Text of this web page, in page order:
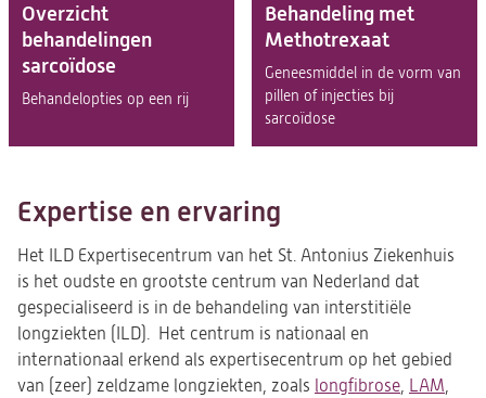
Overzicht
behandelingen
sarcoïdose
Behandelopties op een rij
Behandeling met
Methotrexaat
Geneesmiddel in de vorm van
pillen of injecties bij
sarcoïdose
Expertise en ervaring
Het ILD Expertisecentrum van het St. Antonius Ziekenhuis
is het oudste en grootste centrum van Nederland dat
gespecialiseerd is in de behandeling van interstitiële
longziekten (ILD). Het centrum is nationaal en
internationaal erkend als expertisecentrum op het gebied
van (zeer) zeldzame longziekten, zoals longfibrose, LAM,